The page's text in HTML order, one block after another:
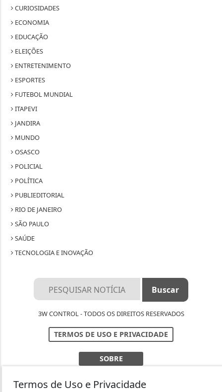
CURIOSIDADES
ECONOMIA
EDUCAÇÃO
ELEIÇÕES
ENTRETENIMENTO
ESPORTES
FUTEBOL MUNDIAL
ITAPEVI
JANDIRA
MUNDO
OSASCO
POLICIAL
POLÍTICA
PUBLIEDITORIAL
RIO DE JANEIRO
SÃO PAULO
SAÚDE
TECNOLOGIA E INOVAÇÃO
3W CONTROL - TODOS OS DIREITOS RESERVADOS
TERMOS DE USO E PRIVACIDADE
SOBRE
Termos de Uso e Privacidade